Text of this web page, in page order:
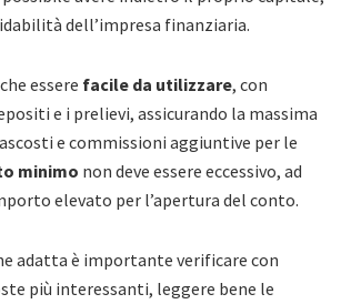
dell’impresa finanziaria.
essere facile da utilizzare, con
e i prelievi, assicurando la massima
e commissioni aggiuntive per le
minimo non deve essere eccessivo, ad
elevato per l’apertura del conto.
adatta è importante verificare con
più interessanti, leggere bene le